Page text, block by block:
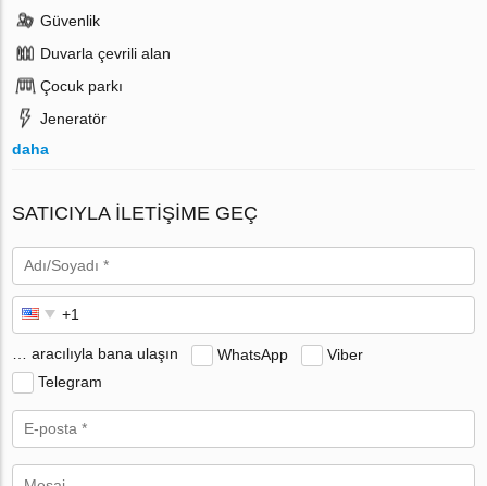
Güvenlik
Duvarla çevrili alan
Çocuk parkı
Jeneratör
daha
SATICIYLA ILETIŞIME GEÇ
… aracılıyla bana ulaşın WhatsApp
Viber
Telegram